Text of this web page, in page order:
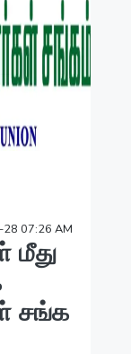
07:26 AM
மீது
சங்க